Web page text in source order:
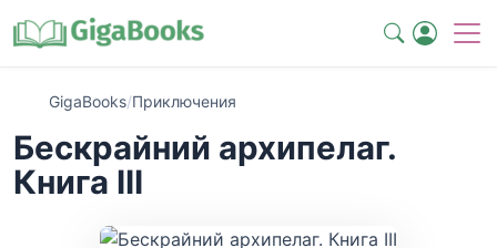
GigaBooks/Приключения
Бескрайний архипелаг.
Книга III